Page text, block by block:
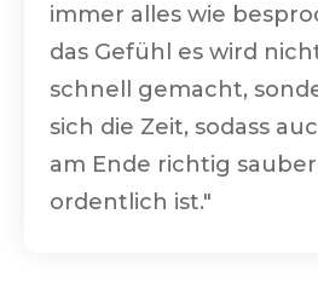
immer alles wie
das Gefühl es wird
schnell gemacht,
sich die Zeit, sodass
am Ende richtig
ordentlich ist."